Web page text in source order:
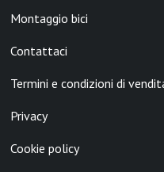
Montaggio bici
Contattaci
Termini e condizioni di
Privacy
Cookie policy